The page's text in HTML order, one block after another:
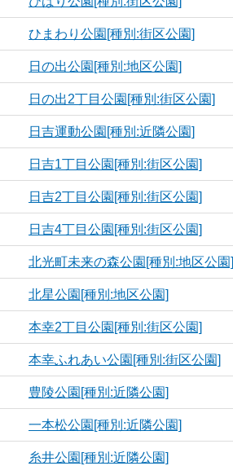
ひまわり公園[種別:街区公園]
日の出公園[種別:地区公園]
日の出2丁目公園[種別:街区公園]
日吉運動公園[種別:近隣公園]
日吉1丁目公園[種別:街区公園]
日吉2丁目公園[種別:街区公園]
日吉4丁目公園[種別:街区公園]
北光町未来の森公園[種別:地区公園]
北星公園[種別:地区公園]
本幸2丁目公園[種別:街区公園]
本幸ふれあい公園[種別:街区公園]
豊陵公園[種別:近隣公園]
一本松公園[種別:近隣公園]
糸井公園[種別:近隣公園]